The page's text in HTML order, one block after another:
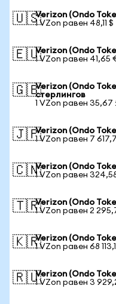
🇺🇸Verizon (Ondo
1 VZon равен 48,11 $
🇪🇺Verizon (Ondo
1 VZon равен 41,65
🇬🇧Verizon (Ondo
стерлингов
1 VZon равен 35,67
🇯🇵Verizon (Ondo
1 VZon равен 7
🇨🇳Verizon (Ondo
1 VZon равен
🇹🇷Verizon (Ondo
1 VZon равен 2
🇰🇷Verizon (Ondo
1 VZon равен 68
🇷🇺Verizon (Ondo
1 VZon равен 3